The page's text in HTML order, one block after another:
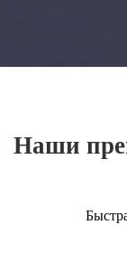
Наши